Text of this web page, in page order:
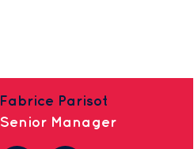
Fabrice Parisot
Senior Manager